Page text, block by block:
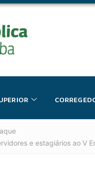
e estagiários ao V